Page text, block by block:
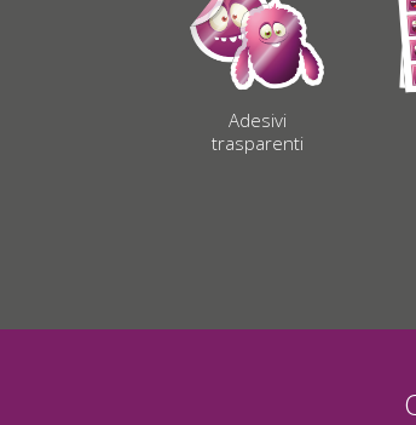
Adesivi
trasparenti